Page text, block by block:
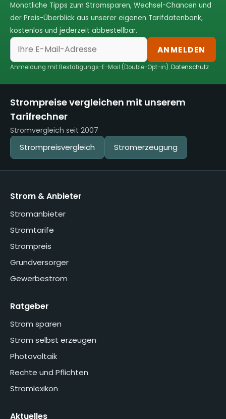
Monatliche Tipps zum Stromsparen, Wechsel-Chancen und
der Preis-Überblick aus unserer eigenen Tarifdatenbank,
kostenlos und jederzeit abbestellbar.
ANMELDEN
Anmeldung mit Bestätigungs-E-Mail (Double-Opt-in).Datenschutz
Strompreise vergleichen mit unserem
Tarifrechner
Stromvergleich seit 2007
Strompreisvergleich Stromerzeugung
Strom & Anbieter
Stromanbieter
Stromtarife
Strompreis
Grundversorger
Gewerbestrom
Ratgeber
Strom sparen
Strom selbst erzeugen
Photovoltaik
Rechte und Pflichten
Stromlexikon
Aktuelles